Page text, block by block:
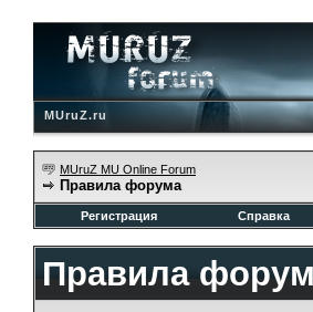
MUruZ.ru
MUruZ MU Online Forum
Правила форума
Регистрация Справка
Правила